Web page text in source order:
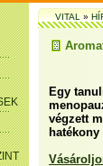
VITAL»
Egy
végzett